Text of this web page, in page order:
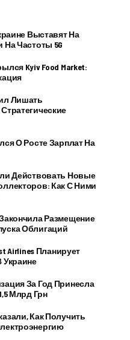
Выставят На
На Частоты 5G
Kyiv Food Market:
Лишать
О Росте Зарплат На
Действовать Новые
Как С Ними
Размещение
Облигаций
Airlines Планирует
Украине
За Год Принесла
Млрд Грн
Как Получить